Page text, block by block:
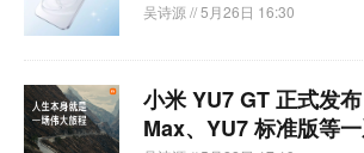
吴诗源 // 5月26日 16:30
小米 YU7 GT 正式发
Max、YU7 标准版等